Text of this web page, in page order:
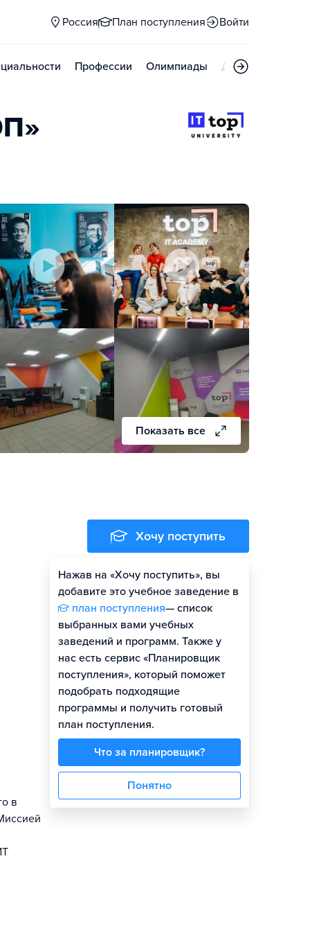
Россия План поступления Войти
Профессии Олимпиады Дни открытых
Показать все
в
Хочу поступить
Нажав на «Хочу поступить», вы
добавите это учебное заведение в
план поступления— список
выбранных вами учебных
заведений и программ. Также у
нас есть сервис «Планировщик
поступления», который поможет
подобрать подходящие
программы и получить готовый
план поступления.
Что за планировщик?
Понятно